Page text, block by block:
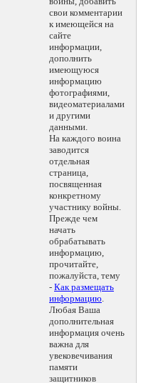
свои комментарии
к имеющейся на
сайте
информации,
дополнить
имеющуюся
информацию
фотографиями,
видеоматериалами
и другими
данными.
На каждого воина
заводится
отдельная
страница,
посвященная
конкретному
участнику войны.
Прежде чем
начать
обрабатывать
информацию,
прочитайте,
пожалуйста, тему
- Как размещать
информацию.
Любая Ваша
дополнительная
информация очень
важна для
увековечивания
памяти
защитников